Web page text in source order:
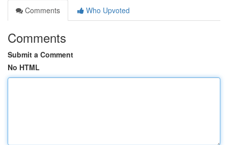
Comments
Who Upvoted
Comments
Submit a Comment
No HTML